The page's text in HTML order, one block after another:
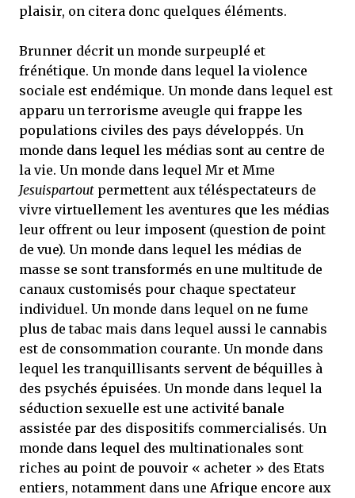
plaisir, on citera donc quelques éléments.
Brunner décrit un monde surpeuplé et
frénétique. Un monde dans lequel la violence
sociale est endémique. Un monde dans lequel est
apparu un terrorisme aveugle qui frappe les
populations civiles des pays développés. Un
monde dans lequel les médias sont au centre de
la vie. Un monde dans lequel Mr et Mme
Jesuispartout permettent aux téléspectateurs de
vivre virtuellement les aventures que les médias
leur offrent ou leur imposent (question de point
de vue). Un monde dans lequel les médias de
masse se sont transformés en une multitude de
canaux customisés pour chaque spectateur
individuel. Un monde dans lequel on ne fume
plus de tabac mais dans lequel aussi le cannabis
est de consommation courante. Un monde dans
lequel les tranquillisants servent de béquilles à
des psychés épuisées. Un monde dans lequel la
séduction sexuelle est une activité banale
assistée par des dispositifs commercialisés. Un
monde dans lequel des multinationales sont
riches au point de pouvoir « acheter » des Etats
entiers, notamment dans une Afrique encore aux